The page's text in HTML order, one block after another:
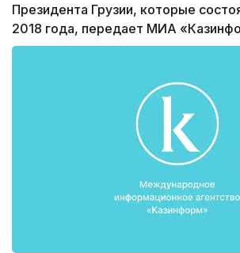
Президента Грузии, которые
2018 года, передает МИА